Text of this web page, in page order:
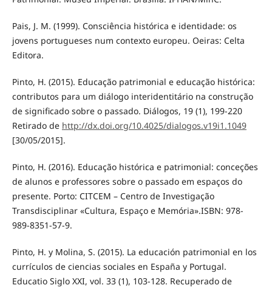
Pais, J. M. (1999). Consciência histórica e identidade: os
jovens portugueses num contexto europeu. Oeiras: Celta
Editora.
Pinto, H. (2015). Educação patrimonial e educação histórica:
contributos para um diálogo interidentitário na construção
de significado sobre o passado. Diálogos, 19 (1), 199-220
Retirado de http://dx.doi.org/10.4025/dialogos.v19i1.1049
[30/05/2015].
Pinto, H. (2016). Educação histórica e patrimonial: conceções
de alunos e professores sobre o passado em espaços do
presente. Porto: CITCEM – Centro de Investigação
Transdisciplinar «Cultura, Espaço e Memória».ISBN: 978-
989-8351-57-9.
Pinto, H. y Molina, S. (2015). La educación patrimonial en los
currículos de ciencias sociales en España y Portugal.
Educatio Siglo XXI, vol. 33 (1), 103-128. Recuperado de